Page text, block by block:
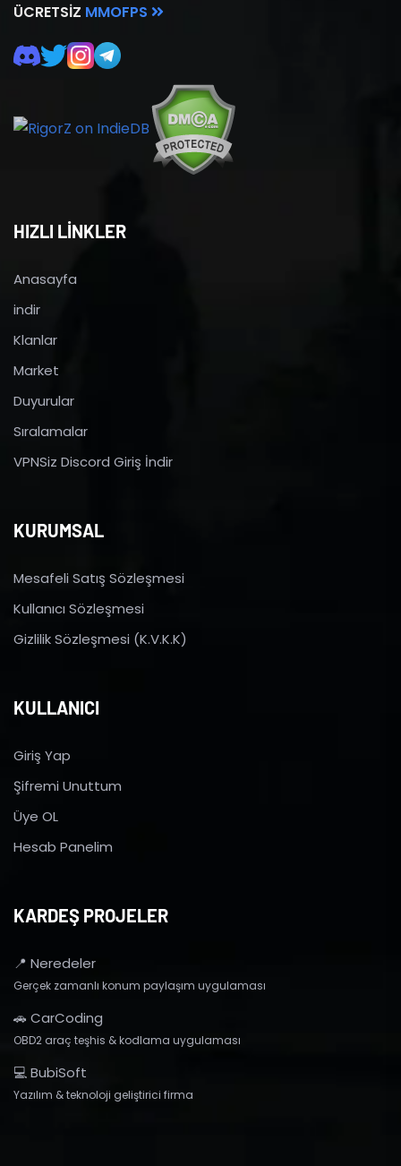
ÜCRETSIZ MMOFPS
HIZLI LİNKLER
Anasayfa
indir
Klanlar
Market
Duyurular
Sıralamalar
VPNSiz Discord Giriş İndir
KURUMSAL
Mesafeli Satış Sözleşmesi
Kullanıcı Sözleşmesi
Gizlilik Sözleşmesi (K.V.K.K)
KULLANICI
Giriş Yap
Şifremi Unuttum
Üye OL
Hesab Panelim
KARDEŞ PROJELER
📍 Neredeler
Gerçek zamanlı konum paylaşım uygulaması
🚗 CarCoding
OBD2 araç teşhis & kodlama uygulaması
💻 BubiSoft
Yazılım & teknoloji geliştirici firma